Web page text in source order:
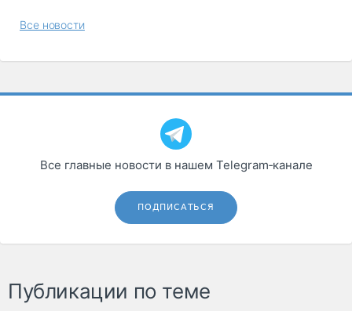
Все новости
Все главные новости в нашем Telegram‑канале
ПОДПИСАТЬСЯ
Публикации по теме